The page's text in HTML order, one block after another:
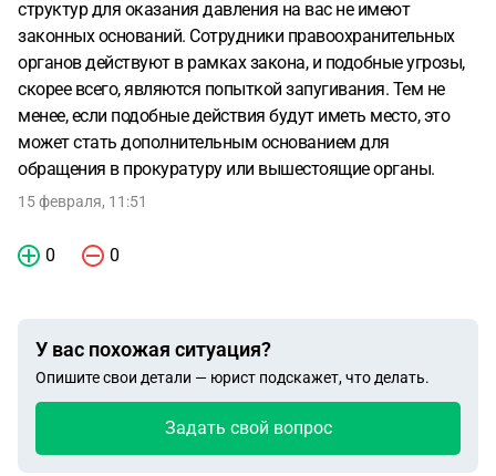
структур для оказания давления на вас не имеют
законных оснований. Сотрудники правоохранительных
органов действуют в рамках закона, и подобные угрозы,
скорее всего, являются попыткой запугивания. Тем не
менее, если подобные действия будут иметь место, это
может стать дополнительным основанием для
обращения в прокуратуру или вышестоящие органы.
15 февраля, 11:51
0 0
У вас похожая ситуация?
Опишите свои детали — юрист подскажет, что делать.
Задать свой вопрос